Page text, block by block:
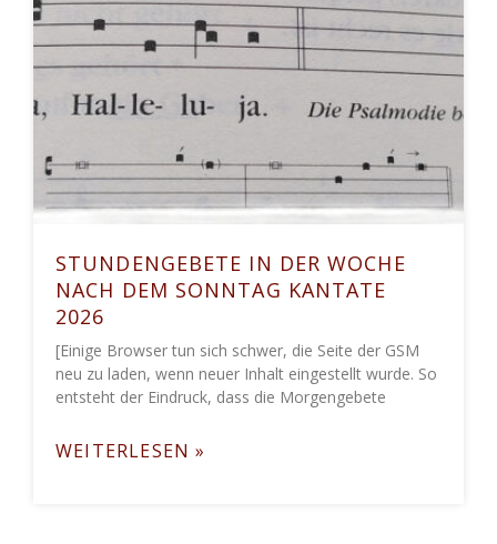
STUNDENGEBETE IN DER WOCHE
NACH DEM SONNTAG KANTATE
2026
[Einige Browser tun sich schwer, die Seite der GSM
neu zu laden, wenn neuer Inhalt eingestellt wurde. So
entsteht der Eindruck, dass die Morgengebete
WEITERLESEN »